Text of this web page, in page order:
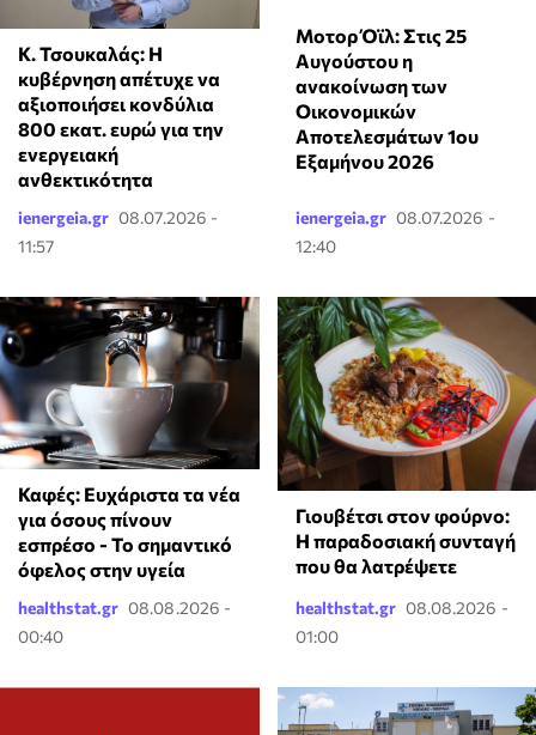
Κ. Τσουκαλάς: Η
κυβέρνηση απέτυχε να
αξιοποιήσει κονδύλια
800 εκατ. ευρώ για την
ενεργειακή
ανθεκτικότητα
ienergeia.gr 08.07.2026 -
11:57
Μοτορ Όϊλ: Στις 25
Αυγούστου η
ανακοίνωση των
Οικονομικών
Αποτελεσμάτων 1ου
Εξαμήνου 2026
ienergeia.gr 08.07.2026 -
12:40
Καφές: Ευχάριστα τα νέα
για όσους πίνουν
εσπρέσο - Το σημαντικό
όφελος στην υγεία
healthstat.gr 08.08.2026 -
00:40
Γιουβέτσι στον φούρνο:
Η παραδοσιακή συνταγή
που θα λατρέψετε
healthstat.gr 08.08.2026 -
01:00